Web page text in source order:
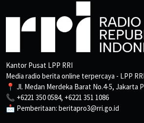
Kantor Pusat LPP RRI
Media radio berita online terpercaya - LPP RRI
📍 Jl. Medan Merdeka Barat No.4-5, Jakarta
📞 +6221 350 0584, +6221 351 1086
📩 Pemberitaan: beritapro3@rri.go.id